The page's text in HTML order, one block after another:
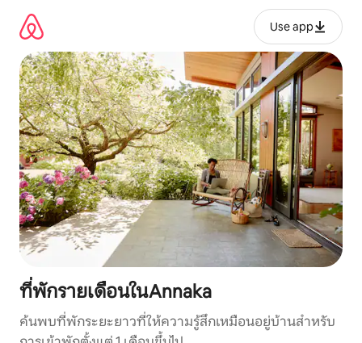
เนื้อหา
Use app
ที่พักรายเดือนในAnnaka
ค้นพบที่พักระยะยาวที่ให้ความรู้สึกเหมือนอยู่บ้านสำหรับ